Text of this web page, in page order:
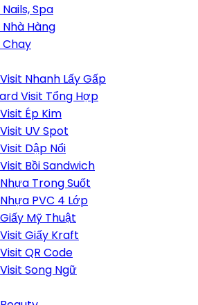
Spa
Nhà Hàng
Chay
Nhanh Lấy Gấp
Visit Tổng Hợp
Ép Kim
UV Spot
Dập Nổi
Bồi Sandwich
Trong Suốt
PVC 4 Lớp
Mỹ Thuật
Giấy Kraft
QR Code
Song Ngữ